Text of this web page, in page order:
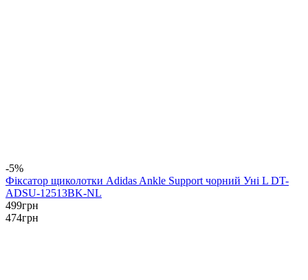
-5%
Фіксатор щиколотки Adidas Ankle Support чорний Уні L DT-
ADSU-12513BK-NL
499грн
474грн